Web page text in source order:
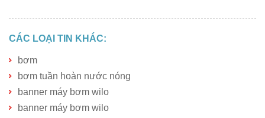
CÁC LOẠI TIN KHÁC:
bơm
bơm tuần hoàn nước nóng
banner máy bơm wilo
banner máy bơm wilo